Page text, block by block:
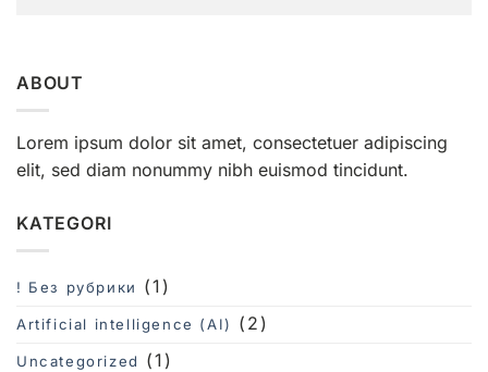
ABOUT
Lorem ipsum dolor sit amet, consectetuer adipiscing
elit, sed diam nonummy nibh euismod tincidunt.
KATEGORI
! Без рубрики (1)
Artificial intelligence (AI) (2)
Uncategorized (1)